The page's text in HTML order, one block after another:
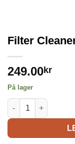
Filter
249.00kr
På lager